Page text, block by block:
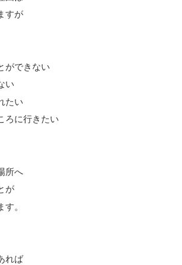
すが
ができない
い
たい
ろに行きたい
所へ
が
。
れば